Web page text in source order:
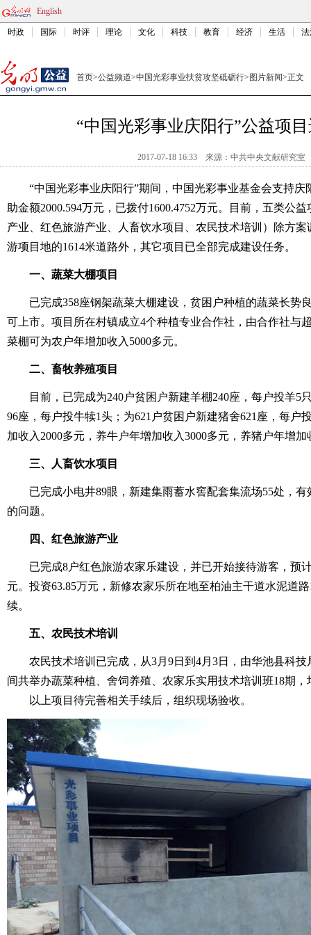
English
时政 国际 时评 理论 文化 科技 教育 经济 生活
首页>公益频道>中国光彩事业扶贫攻坚砥砺行> 图片新闻>正文
“中国光彩事业庆阳行”公益项
2017-07-18 16:33 来源： 中共中央文献研究室
“中国光彩事业庆阳行”期间，中国光彩事业基金会支持庆
助金额2000.594万元，已拨付1600.4752万元。目前，五类公
产业、红色旅游产业、人畜饮水项目、农民技术培训）除方
游项目地的1614米道路外，其它项目已全部完成建设任务。
一、蔬菜大棚项目
已完成358座钢架蔬菜大棚建设，贫困户种植的蔬菜长势
可上市。项目所在村镇成立4个种植专业合作社，由合作社与
菜棚可为农户年增加收入5000多元。
二、畜牧养殖项目
目前，已完成为240户贫困户新建羊棚240座，每户投羊5
96座，每户投牛犊1头；为621户贫困户新建猪舍621座，每户
加收入2000多元，养牛户年增加收入3000多元，养猪户年增加
三、人畜饮水项目
已完成小电井89眼，新建集雨蓄水窖配套集流场55处，有
的问题。
四、红色旅游产业
已完成8户红色旅游农家乐建设，并已开始接待游客，预
元。投资63.85万元，新修农家乐所在地至柏油主干道水泥道
续。
五、农民技术培训
农民技术培训已完成，从3月9日到4月3日，由华池县科技
间共举办蔬菜种植、舍饲养殖、农家乐实用技术培训班18期，
以上项目待完善相关手续后，组织现场验收。